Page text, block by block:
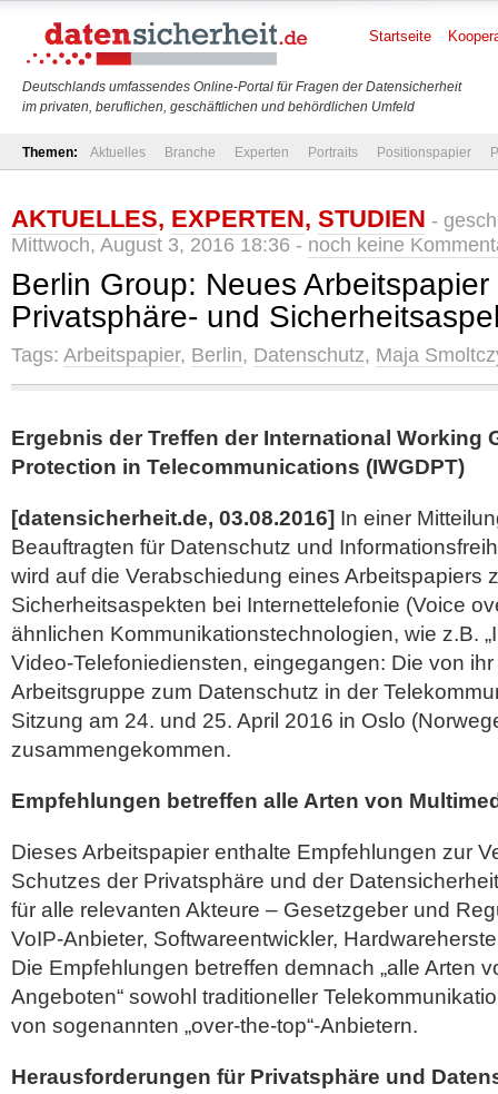
Deutschlands umfassendes Online-Portal für Fragen der Datensicherheit
im privaten, beruflichen, geschäftlichen und behördlichen Umfeld
Startseite
Themen: Aktuelles Branche Experten Portraits Positionspapier
AKTUELLES, EXPERTEN, STUDIEN -
Mittwoch, August 3, 2016 18:36 - noch keine
Berlin Group: Neues Arbeitspapier
Privatsphäre- und
Tags: Arbeitspapier, Berlin, Datenschutz, Maja
Ergebnis der Treffen der International Working
Protection in Telecommunications (IWGDPT)
[datensicherheit.de, 03.08.2016] In einer
Beauftragten für Datenschutz und
wird auf die Verabschiedung eines Arbeitspapiers
Sicherheitsaspekten bei Internettelefonie (Voice
ähnlichen Kommunikationstechnologien, wie z.B.
Video-Telefoniediensten, eingegangen: Die von
Arbeitsgruppe zum Datenschutz in der
Sitzung am 24. und 25. April 2016 in Oslo
zusammengekommen.
Empfehlungen betreffen alle Arten von
Dieses Arbeitspapier enthalte Empfehlungen zur
Schutzes der Privatsphäre und der
für alle relevanten Akteure – Gesetzgeber und
VoIP-Anbieter, Softwareentwickler,
Die Empfehlungen betreffen demnach „alle Arten
Angeboten“ sowohl traditioneller
von sogenannten „over-the-top“-Anbietern.
Herausforderungen für Privatsphäre und